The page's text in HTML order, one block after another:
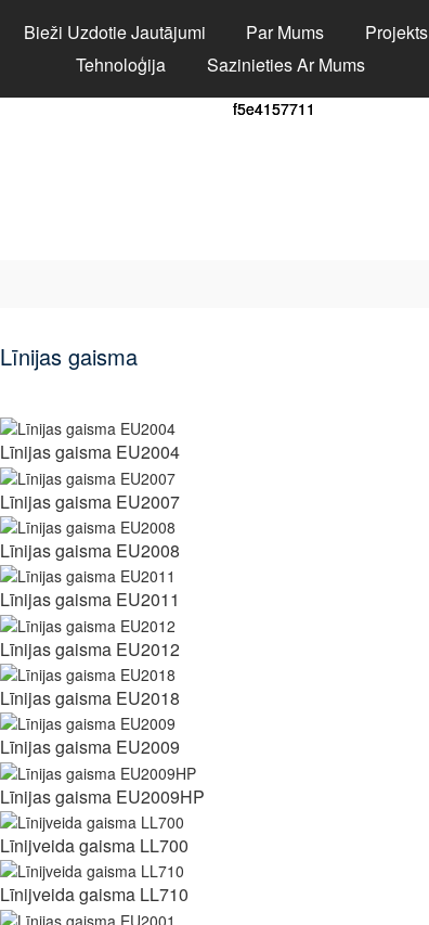
Bieži Uzdotie Jautājumi Par Mums Projekts
Tehnoloģija
Sazinieties Ar Mums
Līnijas gaisma
Līnijas gaisma EU2004
Līnijas gaisma EU2007
Līnijas gaisma EU2008
Līnijas gaisma EU2011
Līnijas gaisma EU2012
Līnijas gaisma EU2018
Līnijas gaisma EU2009
Līnijas gaisma EU2009HP
Līnijveida gaisma LL700
Līnijveida gaisma LL710